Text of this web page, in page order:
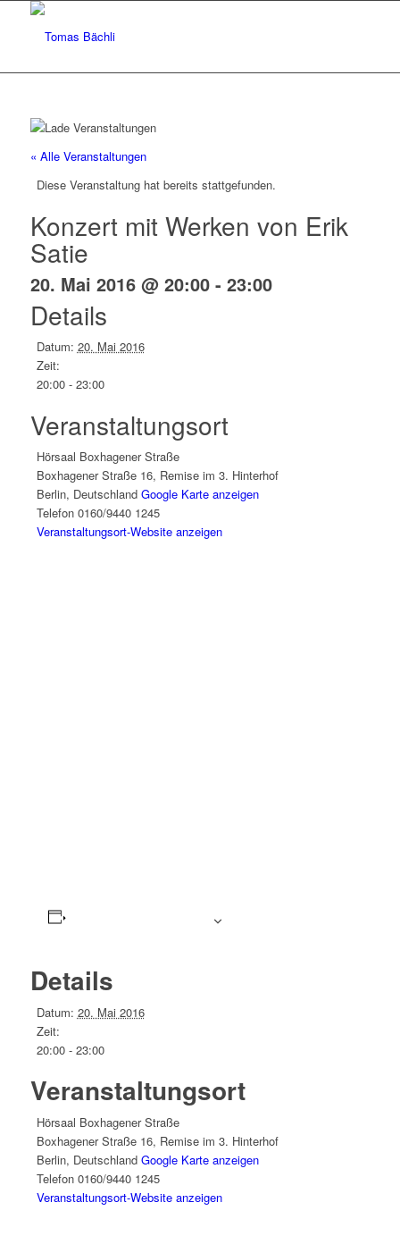
« Alle Veranstaltungen
Diese Veranstaltung hat bereits stattgefunden.
Konzert mit Werken von Erik
Satie
20. Mai 2016 @ 20:00- 23:00
Details
Datum: 20. Mai 2016
Zeit:
20:00 - 23:00
Veranstaltungsort
Hörsaal Boxhagener Straße
Boxhagener Straße 16, Remise im 3. Hinterhof
Berlin, Deutschland Google Karte anzeigen
Telefon 0160/9440 1245
Veranstaltungsort-Website anzeigen
Details
Datum: 20. Mai 2016
Zeit:
20:00 - 23:00
Veranstaltungsort
Hörsaal Boxhagener Straße
Boxhagener Straße 16, Remise im 3. Hinterhof
Berlin, Deutschland Google Karte anzeigen
Telefon 0160/9440 1245
Veranstaltungsort-Website anzeigen